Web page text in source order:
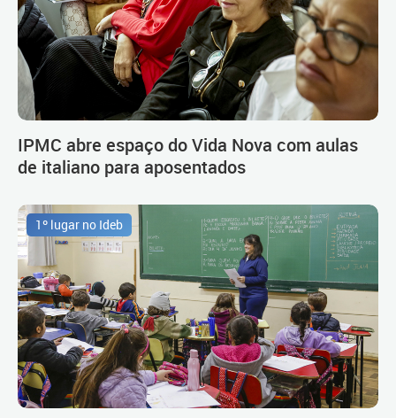
IPMC abre espaço do Vida Nova com aulas
de italiano para aposentados
1º lugar no Ideb